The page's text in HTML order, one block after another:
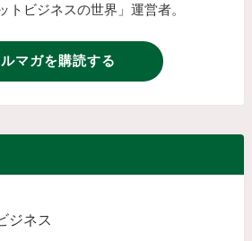
トビジネスの世界」運営者。
ルマガを購読する
ジネス